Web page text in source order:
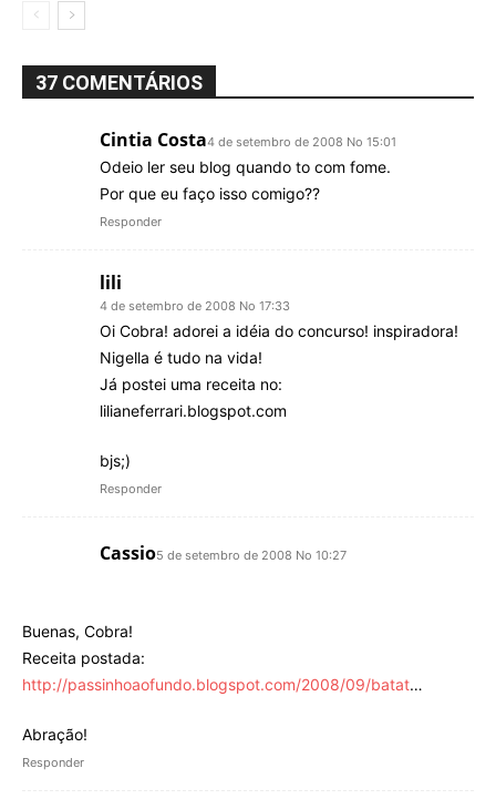
37 COMENTÁRIOS
Cintia Costa4 de setembro de 2008 No 15:01
Odeio ler seu blog quando to com fome.
Por que eu faço isso comigo??
Responder
lili
4 de setembro de 2008 No 17:33
Oi Cobra! adorei a idéia do concurso! inspiradora!
Nigella é tudo na vida!
Já postei uma receita no:
lilianeferrari.blogspot.com
bjs;)
Responder
Cassio5 de setembro de 2008 No 10:27
Buenas, Cobra!
Receita postada:
http://passinhoaofundo.blogspot.com/2008/09/batat…
Abração!
Responder